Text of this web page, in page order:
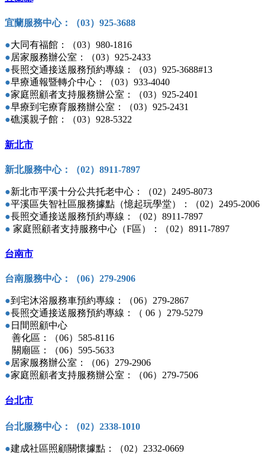
宜蘭服務中心：（03）925-3688
●大同有福館：（03）980-1816
●居家服務辦公室：（03）925-2433
●長照交通接送服務預約專線：（03）925-3688#13
●早療通報暨轉介中心：（03）933-4040
●家庭照顧者支持服務辦公室：（03）925-2401
●早療到宅療育服務辦公室：（03）925-2431
●礁溪親子館： （03） 928-5322
新北市
新北服務中心：（02）8911-7897
●新北市平溪十分公共托老中心：（02）2495-8073
●平溪區失智社區服務據點（憶起玩學堂）：（02）2495-2006
●長照交通接送服務預約專線：（02）8911-7897
● 家庭照顧者支持服務中心（F區）：（02）8911-7897
台南市
台南服務中心：（06）279-2906
●到宅沐浴服務車預約專線：（06）279-2867
●長照交通接送服務預約專線：（ 06 ）279-5279
● 日間照顧中心
善化區：（06）585-8116
關廟區：（06）595-5633
●居家服務辦公室：（06）279-2906
●家庭照顧者支持服務辦公室：（06）279-7506
台北市
台北服務中心： （02）2338-1010
●建成社區照顧關懷據點：（02）2332-0669